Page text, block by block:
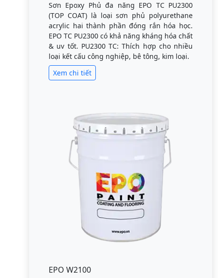
Sơn Epoxy Phủ đa năng EPO TC PU2300
(TOP COAT) là loại sơn phủ polyurethane
acrylic hai thành phần đóng rắn hóa học.
EPO TC PU2300 có khả năng kháng hóa chất
& uv tốt. PU2300 TC: Thích hợp cho nhiều
loại kết cấu công nghiệp, bê tông, kim loại.
Xem chi tiết
EPO W2100